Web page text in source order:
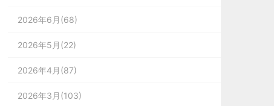
2026年6月(68)
2026年5月(22)
2026年4月(87)
2026年3月(103)